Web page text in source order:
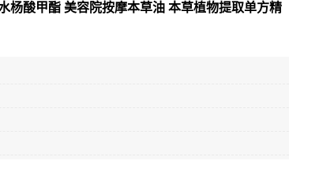
杨酸甲酯 美容院按摩本草油 本草植物提取单方精